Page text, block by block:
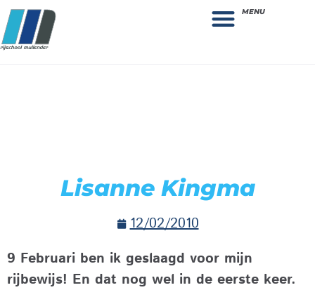
MENU
Lisanne Kingma
12/02/2010
9 Februari ben ik geslaagd voor mijn
rijbewijs! En dat nog wel in de eerste keer.